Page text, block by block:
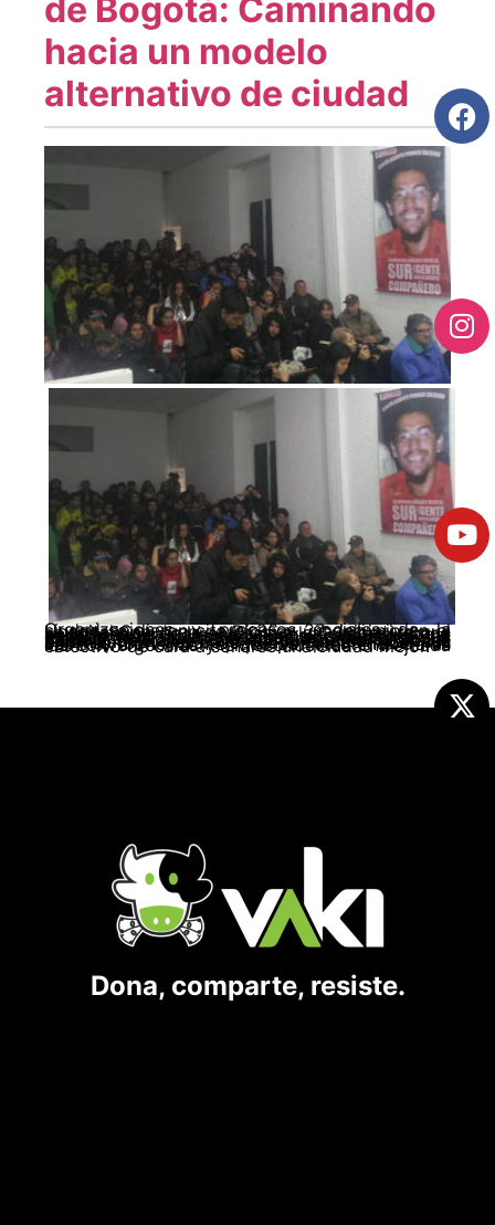
de Bogotá: Caminando
hacia un modelo
alternativo de ciudad
Organizaciones y procesos sociales de la ciudad se dieron cita el 26 y 27 de junio en el Hospital San Juan de Dios en una iniciativa que se constituye en la antesala a la Cumbre Urbana popular a realizarse a fin de año. Tuvo como participantes en el panel inaugural a experiencias sociales que han sido protagónicas en la lucha popular de la capital: Asamblea Sur, Mesa Cerros, la Coordinadora Cívico Popular Ciudad Bolívar y Encuentro Popular y Social Sabana, quienes compartieron su balance organizativo de base, entendiendo que sus aportes son insumos clave para trazar un camino, un horizonte, que permita tener claras las convergencias y el reconocerse entre cada colectivo de cara a soñarse una ciudad mejor.
Dona, comparte, resiste.